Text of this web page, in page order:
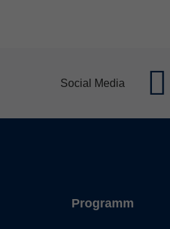
Social Media
Programm